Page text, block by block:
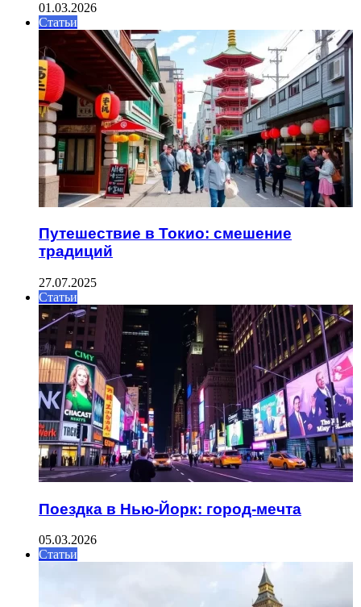
01.03.2026
Статьи
Путешествие в Токио: смешение
традиций
27.07.2025
Статьи
Поездка в Нью-Йорк: город-мечта
05.03.2026
Статьи